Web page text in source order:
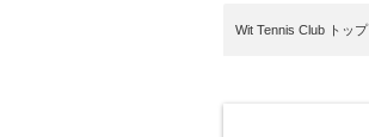
Wit Tennis Club トップ